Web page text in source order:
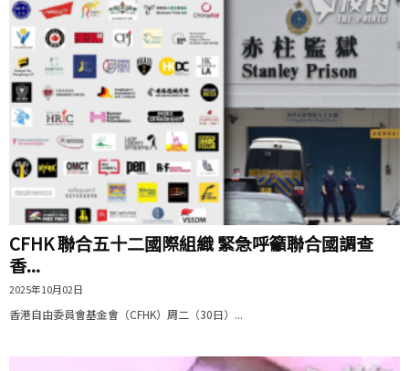
CFHK 聯合五十二國際組織 緊急呼籲聯合國調查
香...
2025年10月02日
香港自由委員會基金會（CFHK）周二（30日）...